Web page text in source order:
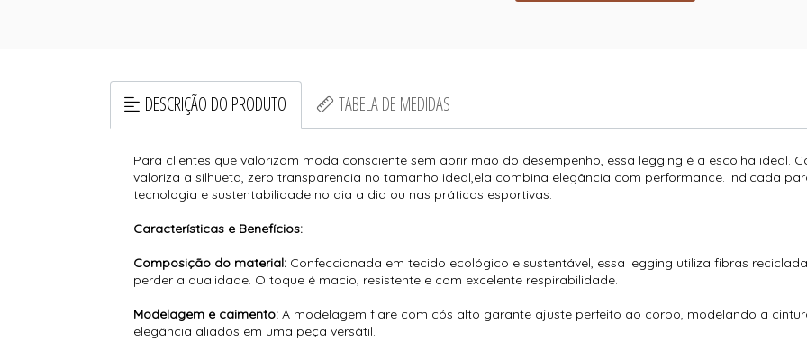
DESCRIÇÃO DO PRODUTO TABELA DE MEDIDAS
Para clientes que valorizam moda consciente sem abrir mão do desempenho, essa legging é a escolha ideal.
valoriza a silhueta, zero transparencia no tamanho ideal,ela combina elegância com performance. Indicada
tecnologia e sustentabilidade no dia a dia ou nas práticas esportivas.
Características e Benefícios:
Composição do material: Confeccionada em tecido ecológico e sustentável, essa legging utiliza fibras
perder a qualidade. O toque é macio, resistente e com excelente respirabilidade.
Modelagem e caimento: A modelagem flare com cós alto garante ajuste perfeito ao corpo, modelando a
elegância aliados em uma peça versátil.